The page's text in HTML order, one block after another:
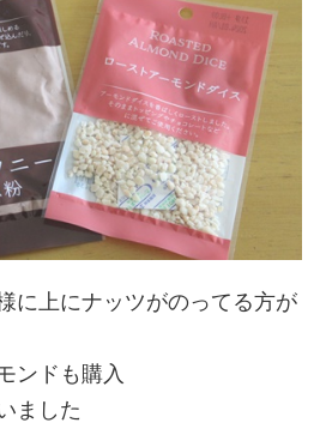
に上にナッツがのってる方が
ンドも購入
ました